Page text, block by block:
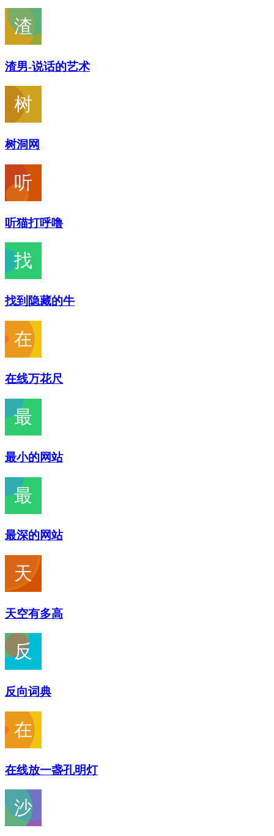
渣男-说话的艺术
树洞网
听猫打呼噜
找到隐藏的牛
在线万花尺
最小的网站
最深的网站
天空有多高
反向词典
在线放一盏孔明灯